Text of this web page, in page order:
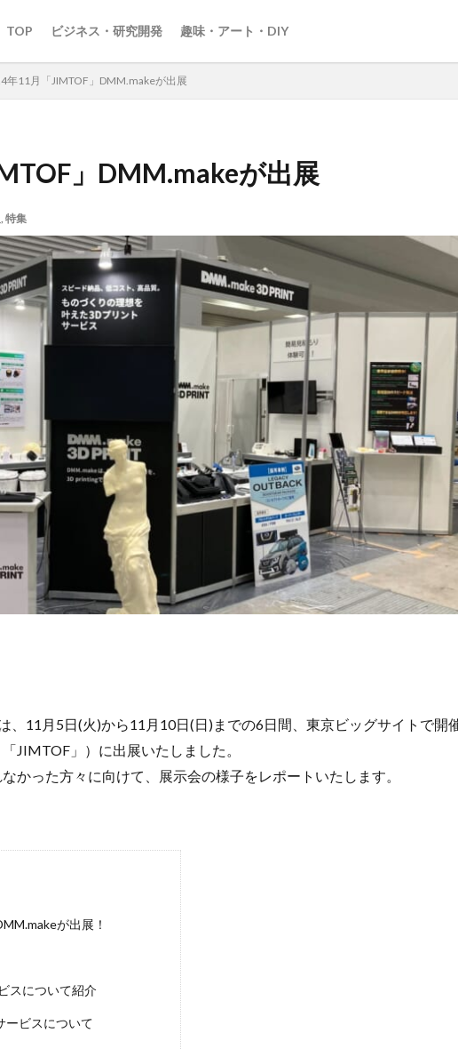
TOP ビジネス・研究開発 趣味・アート・DIY
年11月「JIMTOF」DMM.makeが出展
」DMM.makeが出展
, 特集
、11月5日(火)から11月10日(日)までの6日間、東京ビッグサイトで開
JIMTOF」）に出展いたしました。
かった方々に向けて、展示会の様子をレポートいたします。
が出展！
スについて紹介
ービスについて